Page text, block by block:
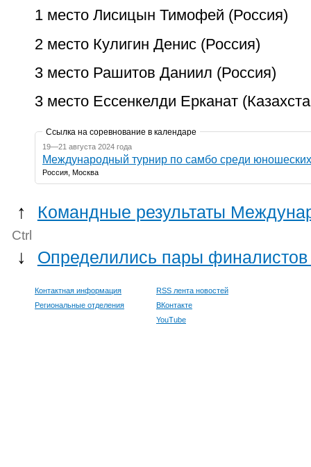
1 место Лисицын Тимофей (Россия)
2 место Кулигин Денис (Россия)
3 место Рашитов Даниил (Россия)
3 место Ессенкелди Ерканат
Ссылка на соревнование в календаре
19—21 августа 2024 года
Россия, Москва
↑ Командные результаты
Ctrl
↓ Определились пары
Контактная информация
Региональные отделения
RSS лента новостей
ВКонтакте
YouTube